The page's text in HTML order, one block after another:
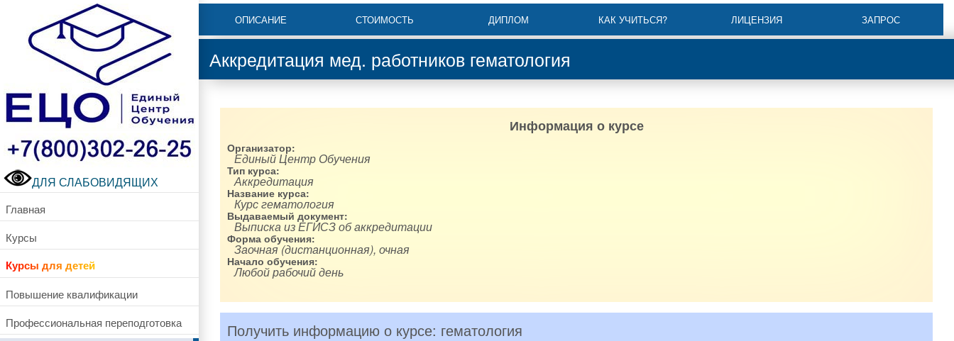
ДЛЯ СЛАБОВИДЯЩИХ
Главная
Курсы
Курсы для детей
Повышение квалификации
Профессиональная переподготовка
ОПИСАНИЕ СТОИМОСТЬ ДИПЛОМ КАК УЧИТЬСЯ? ЛИЦЕНЗИЯ ЗАПРОС
Аккредитация мед. работников гематология
Информация о курсе
Организатор:
Единый Центр Обучения
Тип курса:
Аккредитация
Название курса:
Курс гематология
Выдаваемый документ:
Выписка из ЕГИСЗ об аккредитации
Форма обучения:
Заочная (дистанционная), очная
Начало обучения:
Любой рабочий день
Получить информацию о курсе: гематология